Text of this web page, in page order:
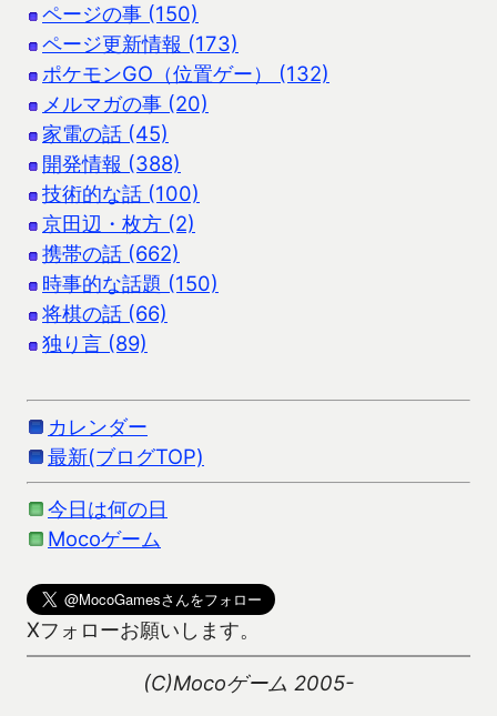
ページの事 (150)
ページ更新情報 (173)
ポケモンGO（位置ゲー） (132)
メルマガの事 (20)
家電の話 (45)
開発情報 (388)
技術的な話 (100)
京田辺・枚方 (2)
携帯の話 (662)
時事的な話題 (150)
将棋の話 (66)
独り言 (89)
カレンダー
最新(ブログTOP)
今日は何の日
Mocoゲーム
Xフォローお願いします。
(C)Mocoゲーム 2005-